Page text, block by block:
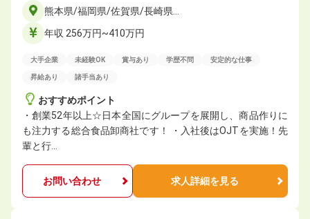
熊本県/福岡県/佐賀県/長崎県…
年収 256万円~410万円
大手企業 未経験OK 賞与あり 学歴不問 安定的な仕事
昇給あり 諸手当あり
おすすめポイント
・創業52年以上☆日本全国にグループを展開し、商品作りに
も注力する総合食品卸商社です！ ・入社後はOJTを実施！先
輩と行…
お問い合わせ 求人詳細を見る